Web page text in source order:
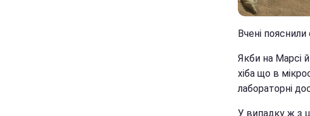
Вчені
Якби на Марсі
хіба що в
лабораторні
У випадку ж з